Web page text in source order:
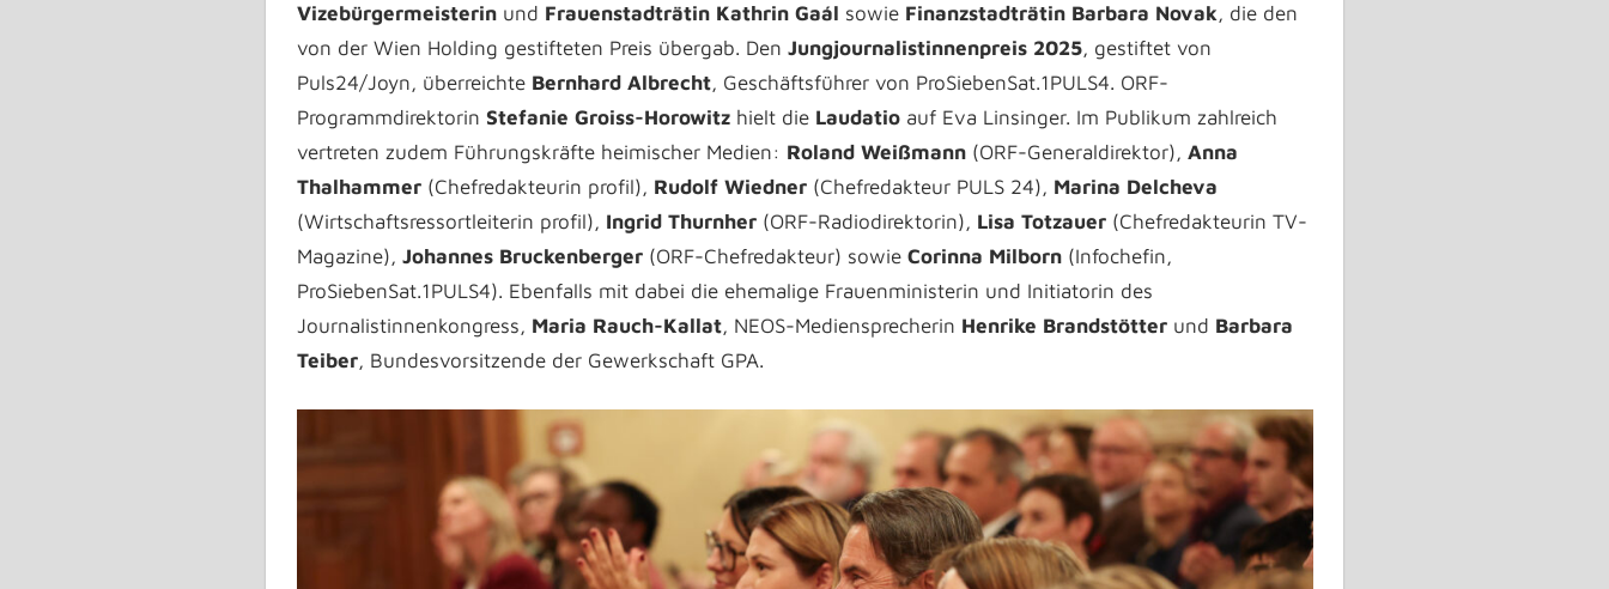
Vizebürgermeisterin und Frauenstadträtin Kathrin Gaál sowie Finanzstadträtin Barbara Novak, die den
von der Wien Holding gestifteten Preis übergab. Den Jungjournalistinnenpreis 2025, gestiftet von
Puls24/Joyn, überreichte Bernhard Albrecht, Geschäftsführer von ProSiebenSat.1PULS4. ORF-
Programmdirektorin Stefanie Groiss-Horowitzhielt die Laudatioauf Eva Linsinger. Im Publikum zahlreich
vertreten zudem Führungskräfte heimischer Medien: Roland Weißmann(ORF-Generaldirektor), Anna
Thalhammer (Chefredakteurin profil), Rudolf Wiedner(Chefredakteur PULS 24), Marina Delcheva
(Wirtschaftsressortleiterin profil), Ingrid Thurnher(ORF-Radiodirektorin), Lisa Totzauer (Chefredakteurin TV-
Magazine), Johannes Bruckenberger(ORF-Chefredakteur) sowie Corinna Milborn(Infochefin,
ProSiebenSat.1PULS4). Ebenfalls mit dabei die ehemalige Frauenministerin und Initiatorin des
Journalistinnenkongress, Maria Rauch-Kallat, NEOS-Mediensprecherin Henrike Brandstötterund Barbara
Teiber, Bundesvorsitzende der Gewerkschaft GPA.